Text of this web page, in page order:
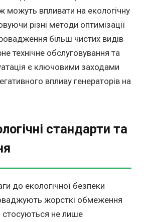
можуть впливати на екологічну
різні методи оптимізації
більш чистих видів
технічне обслуговування та
є ключовими заходами
впливу генераторів на
стандарти та
до екологічної безпеки
жорсткі обмеження
стосуються не лише